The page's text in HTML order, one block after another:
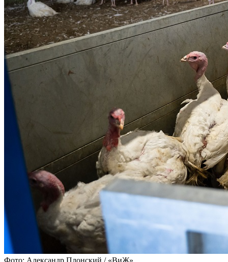
Фото: Александр Плонский / «ВиЖ»